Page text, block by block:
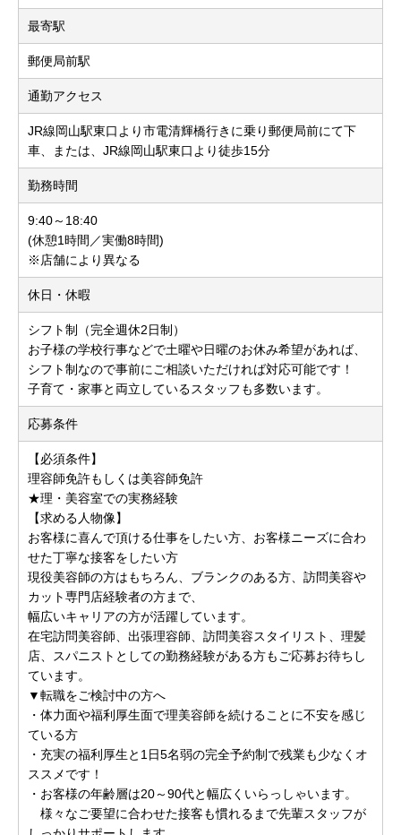
最寄駅
郵便局前駅
通勤アクセス
JR線岡山駅東口より市電清輝橋行きに乗り郵便局前にて下
車、または、JR線岡山駅東口より徒歩15分
勤務時間
9:40～18:40
(休憩1時間／実働8時間)
※店舗により異なる
休日・休暇
シフト制（完全週休2日制）
お子様の学校行事などで土曜や日曜のお休み希望があれば、
シフト制なので事前にご相談いただければ対応可能です！
子育て・家事と両立しているスタッフも多数います。
応募条件
【必須条件】
理容師免許もしくは美容師免許
★理・美容室での実務経験
【求める人物像】
お客様に喜んで頂ける仕事をしたい方、お客様ニーズに合わ
せた丁寧な接客をしたい方
現役美容師の方はもちろん、ブランクのある方、訪問美容や
カット専門店経験者の方まで、
幅広いキャリアの方が活躍しています。
在宅訪問美容師、出張理容師、訪問美容スタイリスト、理髪
店、スパニストとしての勤務経験がある方もご応募お待ちし
ています。
▼転職をご検討中の方へ
・体力面や福利厚生面で理美容師を続けることに不安を感じ
ている方
・充実の福利厚生と1日5名弱の完全予約制で残業も少なくオ
ススメです！
・お客様の年齢層は20～90代と幅広くいらっしゃいます。
様々なご要望に合わせた接客も慣れるまで先輩スタッフが